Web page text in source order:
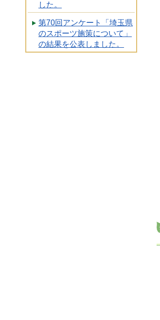
した。
第70回アンケート「埼玉県
のスポーツ施策について」
の結果を公表しました。